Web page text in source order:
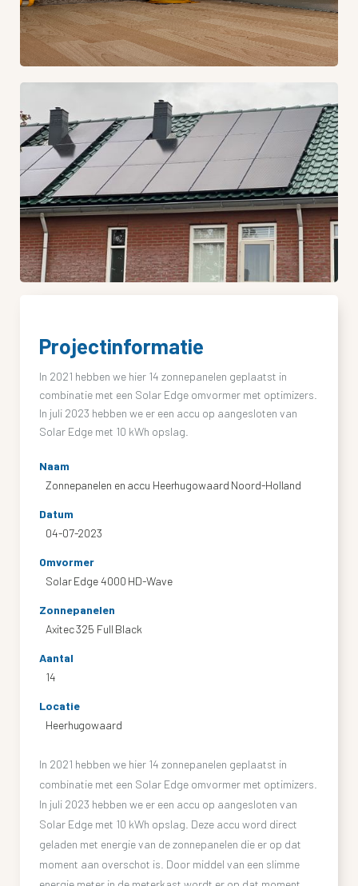
Projectinformatie
In 2021 hebben we hier 14 zonnepanelen geplaatst in
combinatie met een Solar Edge omvormer met optimizers.
In juli 2023 hebben we er een accu op aangesloten van
Solar Edge met 10 kWh opslag.
Naam
Zonnepanelen en accu Heerhugowaard Noord-Holland
Datum
04-07-2023
Omvormer
Solar Edge 4000 HD-Wave
Zonnepanelen
Axitec 325 Full Black
Aantal
14
Locatie
Heerhugowaard
In 2021 hebben we hier 14 zonnepanelen geplaatst in
combinatie met een Solar Edge omvormer met optimizers.
In juli 2023 hebben we er een accu op aangesloten van
Solar Edge met 10 kWh opslag. Deze accu word direct
geladen met energie van de zonnepanelen die er op dat
moment aan overschot is. Door middel van een slimme